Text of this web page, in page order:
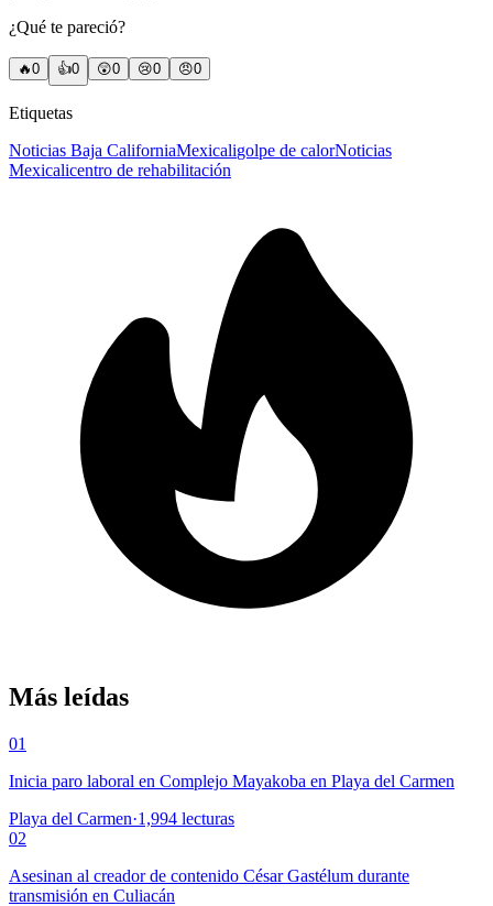
¿Qué te pareció?
🔥0 👍0 😲0 😢0 😠0
Etiquetas
Noticias Baja CaliforniaMexicaligolpe de calorNoticias
Mexicalicentro de rehabilitación
Más leídas
01
Inicia paro laboral en Complejo Mayakoba en Playa del Carmen
Playa del Carmen·1,994 lecturas
02
Asesinan al creador de contenido César Gastélum durante
transmisión en Culiacán